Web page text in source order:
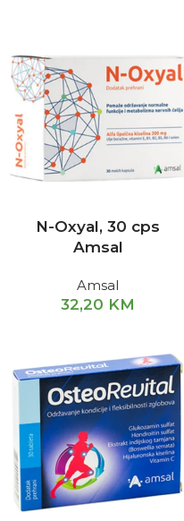
N-Oxyal, 30 cps
Amsal
Amsal
32,20 KM